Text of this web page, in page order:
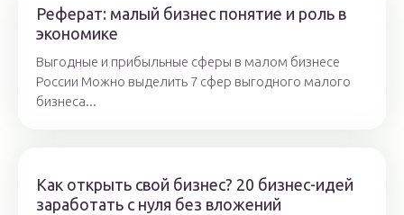
Реферат: малый бизнес понятие и роль в
экономике
Выгодные и прибыльные сферы в малом бизнесе
России Можно выделить 7 сфер выгодного малого
бизнеса...
Как открыть свой бизнес? 20 бизнес-идей
заработать с нуля без вложений